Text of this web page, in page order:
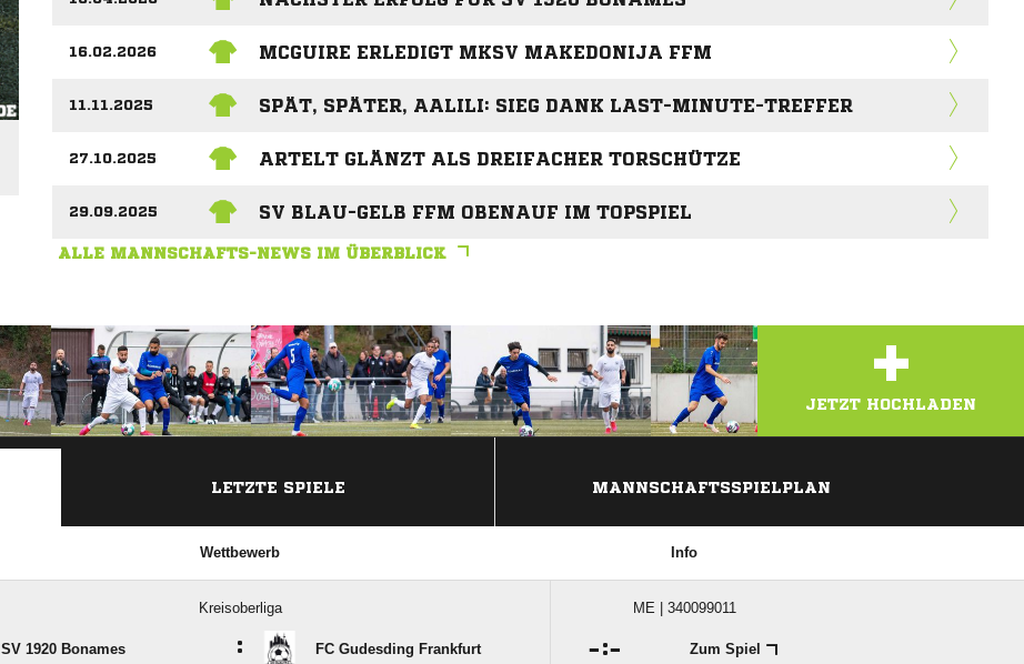
16.02.2026 MCGUIRE ERLEDIGT MKSV MAKEDONIJA FFM
11.11.2025 SPÄT, SPÄTER, AALILI: SIEG DANK LAST-MINUTE-TREFFER
27.10.2025 ARTELT GLÄNZT ALS DREIFACHER TORSCHÜTZE
29.09.2025 SV BLAU-GELB FFM OBENAUF IM TOPSPIEL
ALLE MANNSCHAFTS-NEWS IM ÜBERBLICK
+
JETZT HOCHLADEN
LETZTE SPIELE MANNSCHAFTSSPIELPLAN
Wettbewerb Info
Kreisoberliga ME | 340099011
SV 1920 Bonames : FC Gudesding Frankfurt : Zum Spiel